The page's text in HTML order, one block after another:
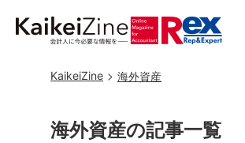
KaikeiZine 海外資産
海外資産の記事一覧